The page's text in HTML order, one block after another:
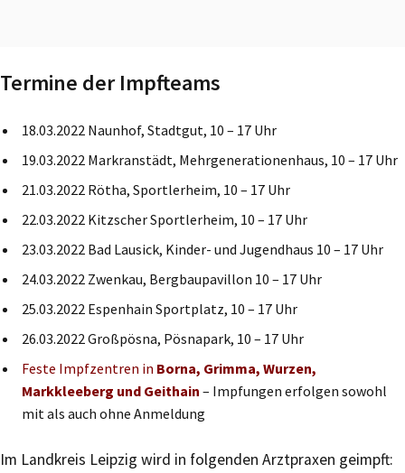
Termine der Impfteams
18.03.2022 Naunhof, Stadtgut, 10 – 17 Uhr
19.03.2022 Markranstädt, Mehrgenerationenhaus, 10 – 17 Uhr
21.03.2022 Rötha, Sportlerheim, 10 – 17 Uhr
22.03.2022 Kitzscher Sportlerheim, 10 – 17 Uhr
23.03.2022 Bad Lausick, Kinder- und Jugendhaus 10 – 17 Uhr
24.03.2022 Zwenkau, Bergbaupavillon 10 – 17 Uhr
25.03.2022 Espenhain Sportplatz, 10 – 17 Uhr
26.03.2022 Großpösna, Pösnapark, 10 – 17 Uhr
Feste Impfzentren in Borna, Grimma, Wurzen,
Markkleeberg und Geithain – Impfungen erfolgen sowohl
mit als auch ohne Anmeldung
Im Landkreis Leipzig wird in folgenden Arztpraxen geimpft: